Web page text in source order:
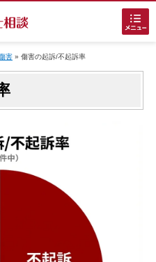
害» 傷害の起訴/不起訴率